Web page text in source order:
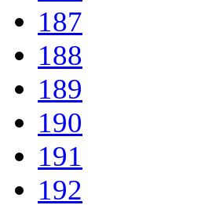
187
188
189
190
191
192